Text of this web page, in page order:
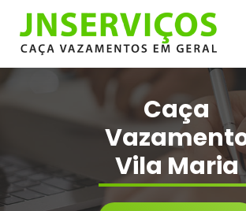
conteúdo
Reparos em Geral. Serviço de Caça Vazamento
Caça
Vila Maria